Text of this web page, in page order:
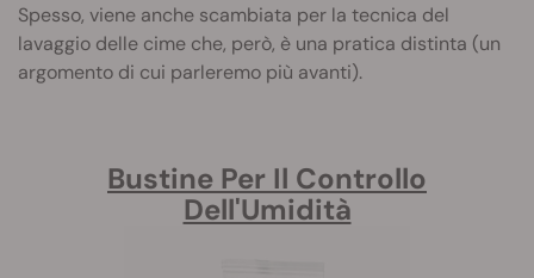
Spesso, viene anche scambiata per la tecnica del
lavaggio delle cime che, però, è una pratica distinta (un
argomento di cui parleremo più avanti).
Bustine Per Il Controllo
Dell'Umidità